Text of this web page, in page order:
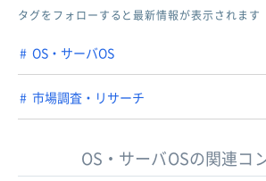
タグをフォローすると最新情報が表示されます
OS・サーバOS
市場調査・リサーチ
OS・サーバOSの関連コ